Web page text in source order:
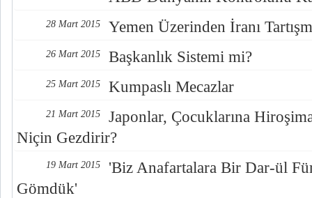
28 Mart 2015 Yemen Üzerinden İranı
26 Mart 2015 Başkanlık Sistemi mi?
25 Mart 2015 Kumpaslı Mecazlar
21 Mart 2015
Japonlar, Çocuklarına
Niçin Gezdirir?
19 Mart 2015
'Biz Anafartalara Bir Dar-ül
Gömdük'